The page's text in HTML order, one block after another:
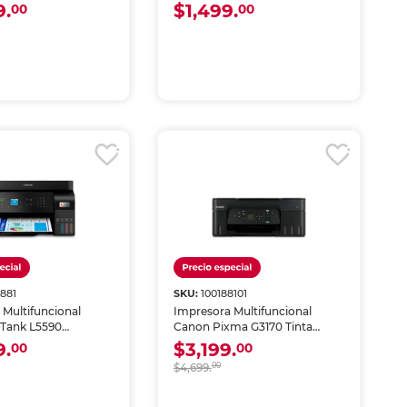
00 $1,499.00
L5590
Tinta Color Wi-Fi
00
SKU: 100188101
Impresora Multifuncional
Canon Pixma G3170 Tinta
Continua Wi-Fi
$3,199.00
$4,699.00